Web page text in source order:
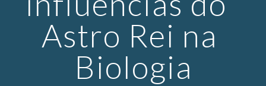
Astro Rei na
Biologia